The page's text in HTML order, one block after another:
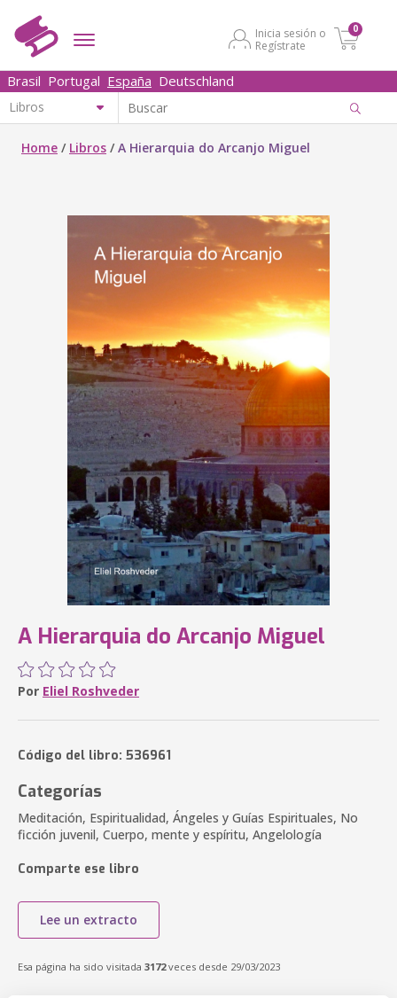
Inicia sesión o
Regístrate
0
Brasil Portugal España Deutschland
Home / Libros /A Hierarquia do Arcanjo Miguel
A Hierarquia do Arcanjo Miguel
Por Eliel Roshveder
Código del libro: 536961
Categorías
Meditación, Espiritualidad, Ángeles y Guías Espirituales, No
ficción juvenil, Cuerpo, mente y espíritu, Angelología
Comparte ese libro
Lee un extracto
Esa página ha sido visitada 3172veces desde 29/03/2023